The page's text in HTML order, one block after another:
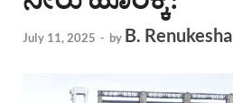
July 11, 2025 - by B. Renukesha